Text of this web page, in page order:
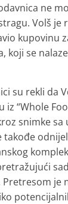
ne
Volš je
kupovinu
koji se
su rekli da
iz “Whole
snimke sa
takođe
je